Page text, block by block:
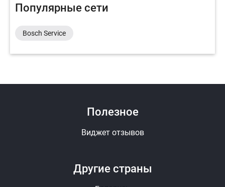
Популярные сети
Bosch Service
Другие страны
Полезное
Виджет отзывов